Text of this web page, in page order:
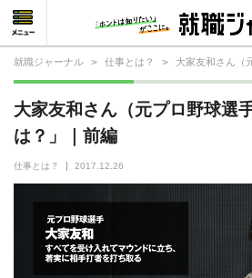
就職ジャーナル > 仕事とは？ > 大家友和さん（
大家友和さん（元プロ野球選
は？」｜前編
仕事とは？ 2017.12.26
就活相談
就活ノウハウ
仕事の選び方・ヒント
就活コラム